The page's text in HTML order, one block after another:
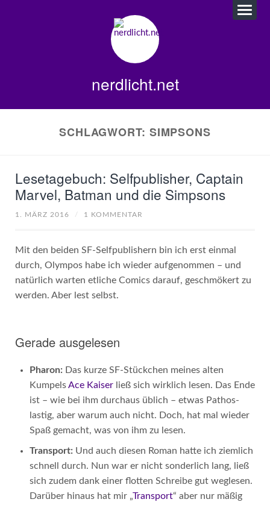
nerdlicht.net
SCHLAGWORT: SIMPSONS
Lesetagebuch: Selfpublisher, Captain
Marvel, Batman und die Simpsons
1. MÄRZ 2016 / 1 KOMMENTAR
Mit den beiden SF-Selfpublishern bin ich erst einmal
durch, Olympos habe ich wieder aufgenommen – und
natürlich warten etliche Comics darauf, geschmökert zu
werden. Aber lest selbst.
Gerade ausgelesen
Pharon: Das kurze SF-Stückchen meines alten
KumpelsAce Kaiserließ sich wirklich lesen. Das Ende
ist – wie bei ihm durchaus üblich – etwas Pathos-
lastig, aber warum auch nicht. Doch, hat mal wieder
Spaß gemacht, was von ihm zu lesen.
Transport: Und auch diesen Roman hatte ich ziemlich
schnell durch. Nun war er nicht sonderlich lang, ließ
sich zudem dank einer flotten Schreibe gut weglesen.
Darüber hinaus hat mir „Transport“ aber nur mäßig